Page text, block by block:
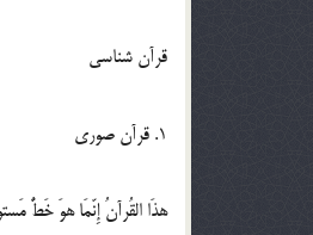
قرآن شناسی
1. قرآن صوری
هذَا القُرآنُ إِنّمَا هوَ خَطٌّ